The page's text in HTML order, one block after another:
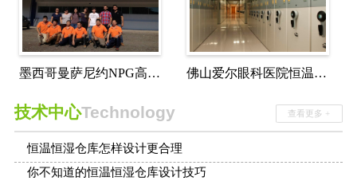
墨西哥曼萨尼约NPG高温老化房 佛山爱尔眼科医院恒温恒湿房
技术中心Technology 查看更多 +
恒温恒湿仓库怎样设计更合理
你不知道的恒温恒湿仓库设计技巧